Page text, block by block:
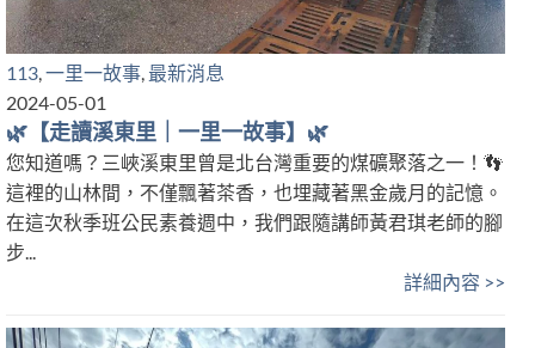
113 一里一故事 最新消息
2024-05-01
🌿【走讀溪東里｜一里一故事】🌿
您知道嗎？三峽溪東里曾是北台灣重要的煤礦聚落之一！👣
這裡的山林間，不僅飄著茶香，也埋藏著黑金歲月的記憶。
在這次秋季班公民素養週中，我們跟隨講師黃君琪老師的腳
步...
詳細內容 >>